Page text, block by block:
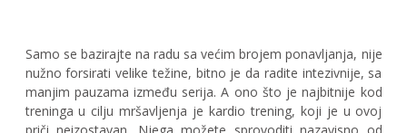
Samo se bazirajte na radu sa većim brojem ponavljanja, nije
nužno forsirati velike težine, bitno je da radite intezivnije, sa
manjim pauzama između serija. A ono što je najbitnije kod
treninga u cilju mršavljenja je kardio trening, koji je u ovoj